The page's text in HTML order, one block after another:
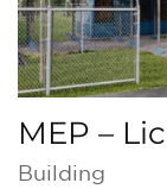
MEP –
Buena
Building